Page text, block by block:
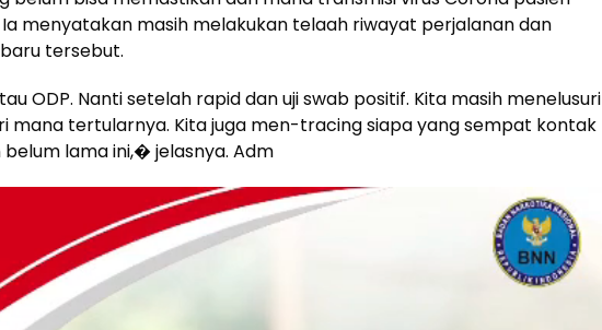
menyatakan masih melakukan telaah riwayat perjalanan dan
tersebut.
ODP. Nanti setelah rapid dan uji swab positif. Kita masih menelusuri
mana tertularnya. Kita juga men-tracing siapa yang sempat kontak
lama ini,� jelasnya. Adm